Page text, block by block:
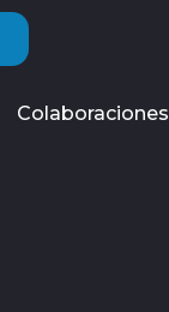
Colaboraciones